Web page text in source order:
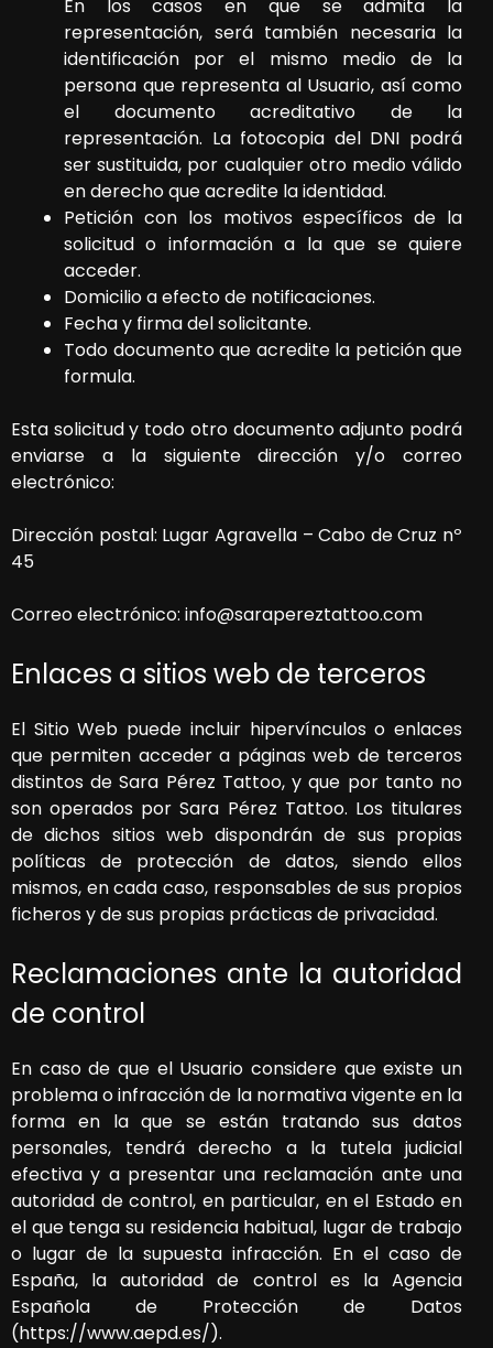
En los casos en que se admita la
representación, será también necesaria la
identificación por el mismo medio de la
persona que representa al Usuario, así como
el documento acreditativo de la
representación. La fotocopia del DNI podrá
ser sustituida, por cualquier otro medio válido
en derecho que acredite la identidad.
Petición con los motivos específicos de la
solicitud o información a la que se quiere
acceder.
Domicilio a efecto de notificaciones.
Fecha y firma del solicitante.
Todo documento que acredite la petición que
formula.
Esta solicitud y todo otro documento adjunto podrá
enviarse a la siguiente dirección y/o correo
electrónico:
Dirección postal: Lugar Agravella – Cabo de Cruz nº
45
Correo electrónico: info@sarapereztattoo.com
Enlaces a sitios web de terceros
El Sitio Web puede incluir hipervínculos o enlaces
que permiten acceder a páginas web de terceros
distintos deSara Pérez Tattoo, y que por tanto no
son operados porSara Pérez Tattoo. Los titulares
de dichos sitios web dispondrán de sus propias
políticas de protección de datos, siendo ellos
mismos, en cada caso, responsables de sus propios
ficheros y de sus propias prácticas de privacidad.
Reclamaciones ante la autoridad
de control
En caso de que el Usuario considere que existe un
problema o infracción de la normativa vigente en la
forma en la que se están tratando sus datos
personales, tendrá derecho a la tutela judicial
efectiva y a presentar una reclamación ante una
autoridad de control, en particular, en el Estado en
el que tenga su residencia habitual, lugar de trabajo
o lugar de la supuesta infracción. En el caso de
España, la autoridad de control es la Agencia
Española de Protección de Datos
(https://www.aepd.es/).